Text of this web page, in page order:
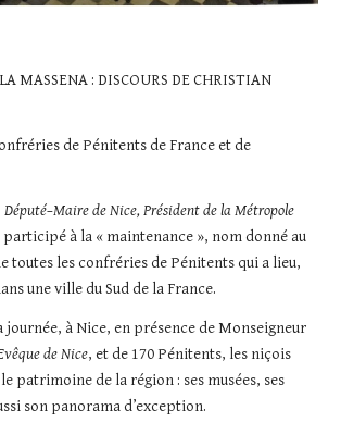
MASSENA : DISCOURS DE CHRISTIAN
de Pénitents de France et de
Député–Maire de Nice, Président de la Métropole
participé à la « maintenance », nom donné au
toutes les confréries de Pénitents qui a lieu,
une ville du Sud de la France.
journée, à Nice, en présence de Monseigneur
de Nice, et de 170 Pénitents, les niçois
patrimoine de la région : ses musées, ses
son panorama d’exception.